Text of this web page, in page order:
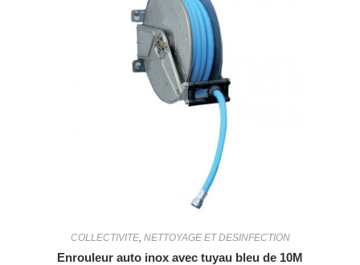
COLLECTIVITE, NETTOYAGE ET DESINFECTION
Enrouleur auto inox avec tuyau bleu de 10M